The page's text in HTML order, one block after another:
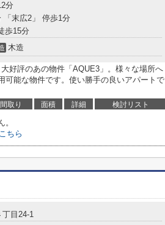
分
「末広2」 停歩1分
歩15分
木造
好評のあの物件「AQUE3」。様々な場所へ
可能な物件です。使い勝手の良いアパートで
間取り 面積 詳細 検討リスト
ちら
丁目24-1